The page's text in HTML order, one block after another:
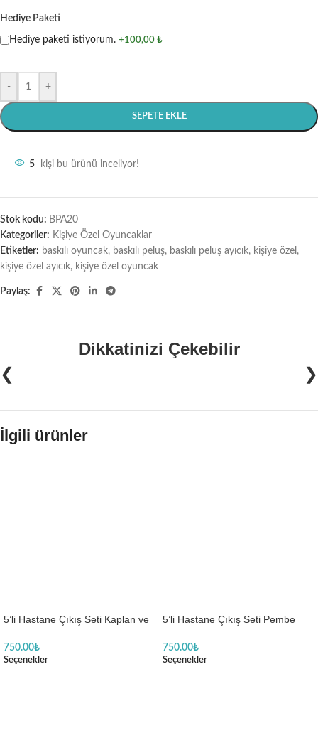
Hediye Paketi
Hediye paketi istiyorum. +100,00 ₺
- +
SEPETE EKLE
5 kişi bu ürünü inceliyor!
Stok kodu: BPA20
Kategoriler: Kişiye Özel Oyuncaklar
Etiketler: baskılı oyuncak, baskılı peluş, baskılı peluş ayıcık, kişiye özel ,
kişiye özel ayıcık, kişiye özel oyuncak
Paylaş:
Dikkatinizi Çekebilir
❮ ❯
İlgili ürünler
5’li Hastane Çıkış Seti Kaplan ve
750.00₺
Seçenekler
5’li Hastane Çıkış Seti Pembe
750.00₺
Seçenekler